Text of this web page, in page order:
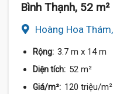
Bình Thạnh, 52
Hoàng Hoa
Rộng: 3.7 m x 14 m
Diện tích: 52 m²
Giá/m²: 120 triệu/m²